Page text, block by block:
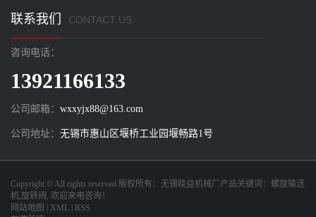
联系我们 CONTACT US
咨询电话：
13921166133
公司邮箱： wxxyjx88@163.com
公司地址： 无锡市惠山区堰桥工业园堰畅路1号
Copyright © All rights reserved 版权所有： 无锡晓益机械厂 产品关键词： 螺旋输送
机,旋转阀 , 欢迎来电咨询！
网站地图
XML
RSS